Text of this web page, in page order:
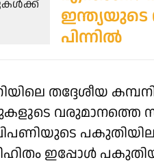
പിന്നില്‍
തദ്ദേശീയ
വരുമാനത്തെ
ഇപ്പോൾ